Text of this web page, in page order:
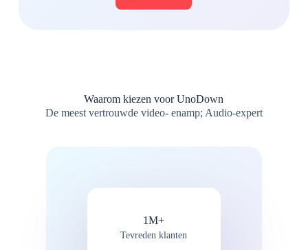
Waarom kiezen voor UnoDown
De meest vertrouwde video- enamp; Audio-expert
1M+
Tevreden klanten